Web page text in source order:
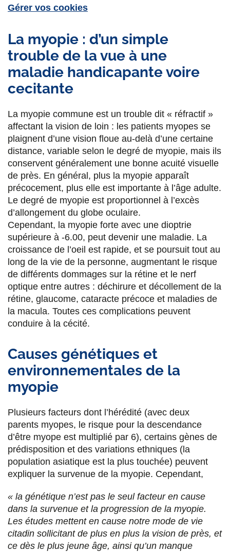
Gérer vos cookies
La myopie : d’un simple
trouble de la vue à une
maladie handicapante voire
cecitante
La myopie commune est un trouble dit « réfractif »
affectant la vision de loin : les patients myopes se
plaignent d’une vision floue au-delà d’une certaine
distance, variable selon le degré de myopie, mais ils
conservent généralement une bonne acuité visuelle
de près. En général, plus la myopie apparaît
précocement, plus elle est importante à l’âge adulte.
Le degré de myopie est proportionnel à l’excès
d’allongement du globe oculaire.
Cependant, la myopie forte avec une dioptrie
supérieure à -6.00, peut devenir une maladie. La
croissance de l’oeil est rapide, et se poursuit tout au
long de la vie de la personne, augmentant le risque
de différents dommages sur la rétine et le nerf
optique entre autres : déchirure et décollement de la
rétine, glaucome, cataracte précoce et maladies de
la macula. Toutes ces complications peuvent
conduire à la cécité.
Causes génétiques et
environnementales de la
myopie
Plusieurs facteurs dont l’hérédité (avec deux
parents myopes, le risque pour la descendance
d’être myope est multiplié par 6), certains gènes de
prédisposition et des variations ethniques (la
population asiatique est la plus touchée) peuvent
expliquer la survenue de la myopie. Cependant,
« la génétique n’est pas le seul facteur en cause
dans la survenue et la progression de la myopie.
Les études mettent en cause notre mode de vie
citadin sollicitant de plus en plus la vision de près, et
ce dès le plus jeune âge, ainsi qu’un manque